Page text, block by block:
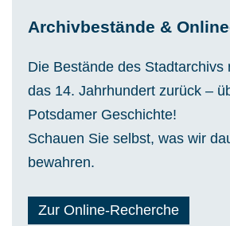
Archivbestände &
Die Bestände des Stadtarchivs
das 14. Jahrhundert zurück –
Potsdamer Geschichte!
Schauen Sie selbst, was wir
bewahren.
Zur Online-Recherche